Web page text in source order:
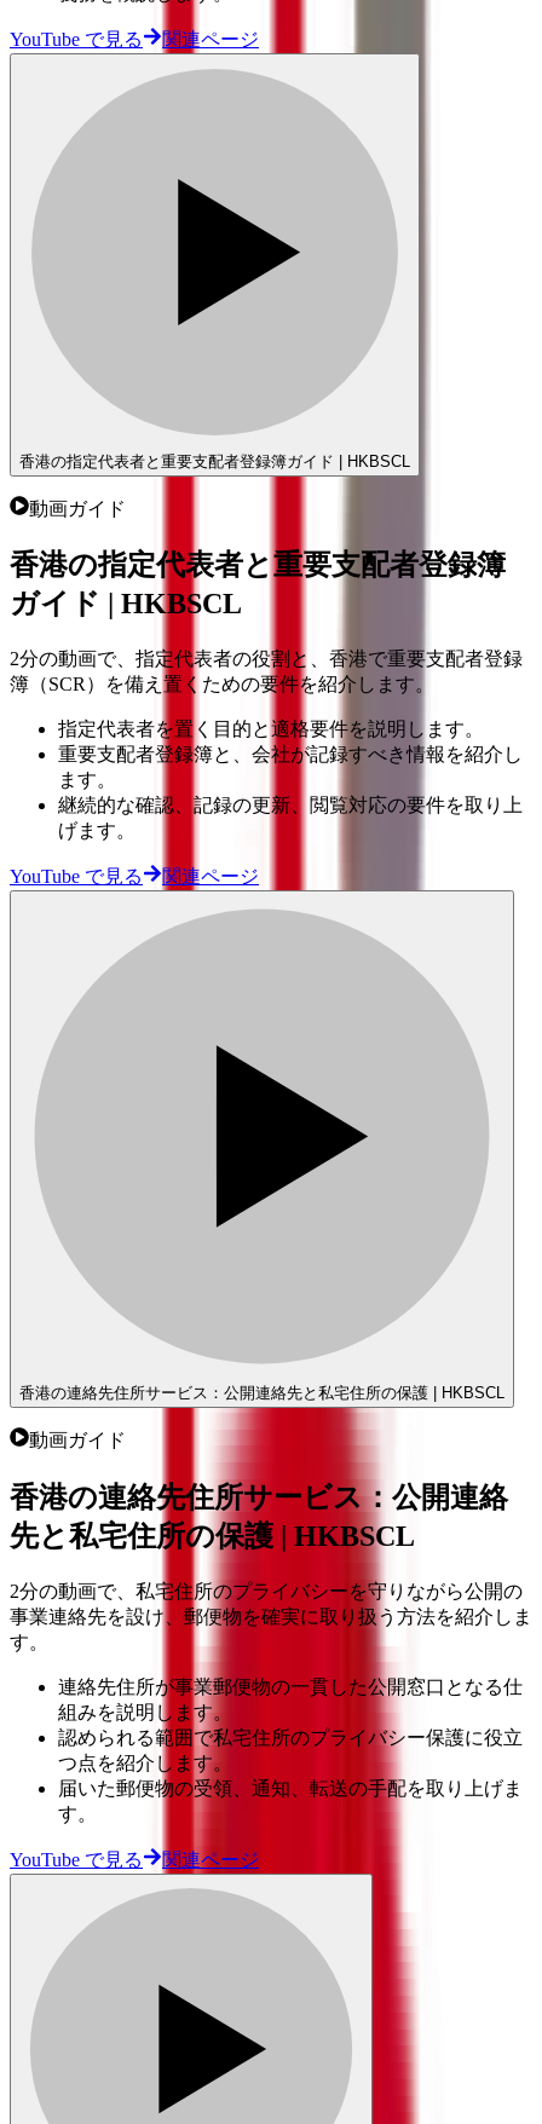
YouTube で見る 関連ページ
香港の指定代表者と重要支配者登録簿ガイド | HKBSCL
動画ガイド
香港の指定代表者と重要支配者登録簿
ガイド | HKBSCL
2分の動画で、指定代表者の役割と、香港で重要支配者登録
簿（SCR）を備え置くための要件を紹介します。
指定代表者を置く目的と適格要件を説明します。
重要支配者登録簿と、会社が記録すべき情報を紹介し
ます。
継続的な確認、記録の更新、閲覧対応の要件を取り上
げます。
YouTube で見る 関連ページ
香港の連絡先住所サービス：公開連絡先と私宅住所の保護 | HKBSCL
動画ガイド
香港の連絡先住所サービス：公開連絡
先と私宅住所の保護 | HKBSCL
2分の動画で、私宅住所のプライバシーを守りながら公開の
事業連絡先を設け、郵便物を確実に取り扱う方法を紹介しま
す。
連絡先住所が事業郵便物の一貫した公開窓口となる仕
組みを説明します。
認められる範囲で私宅住所のプライバシー保護に役立
つ点を紹介します。
届いた郵便物の受領、通知、転送の手配を取り上げま
す。
YouTube で見る 関連ページ